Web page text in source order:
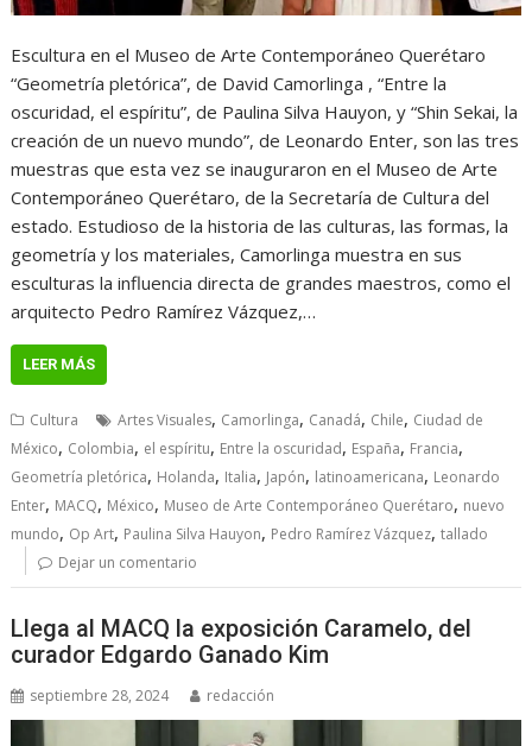
Escultura en el Museo de Arte Contemporáneo Querétaro
“Geometría pletórica”, de David Camorlinga , “Entre la
oscuridad, el espíritu”, de Paulina Silva Hauyon, y “Shin Sekai, la
creación de un nuevo mundo”, de Leonardo Enter, son las tres
muestras que esta vez se inauguraron en el Museo de Arte
Contemporáneo Querétaro, de la Secretaría de Cultura del
estado. Estudioso de la historia de las culturas, las formas, la
geometría y los materiales, Camorlinga muestra en sus
esculturas la influencia directa de grandes maestros, como el
arquitecto Pedro Ramírez Vázquez,…
LEER MÁS
Cultura Artes Visuales, Camorlinga, Canadá, Chile, Ciudad de
México, Colombia, el espíritu, Entre la oscuridad, España, Francia,
Geometría pletórica, Holanda, Italia, Japón, latinoamericana, Leonardo
Enter, MACQ, México, Museo de Arte Contemporáneo Querétaro, nuevo
mundo, Op Art, Paulina Silva Hauyon, Pedro Ramírez Vázquez,tallado
Dejar un comentario
Llega al MACQ la exposición Caramelo, del
curador Edgardo Ganado Kim
septiembre 28, 2024 redacción